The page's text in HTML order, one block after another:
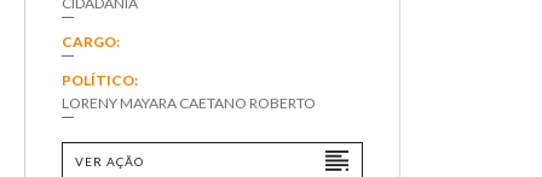
CARGO:
POLÍTICO:
LORENY MAYARA CAETANO ROBERTO
VER AÇÃO